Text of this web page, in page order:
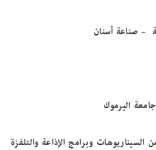
– صناعة أسنان
اليرموك
وبرامج الإذاعة والتلفزة